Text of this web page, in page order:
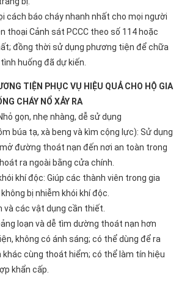
cách báo cháy nhanh nhất cho mọi người
thoại Cảnh sát PCCC theo số 114 hoặc
đồng thời sử dụng phương tiện để chữa
huống đã dự kiến.
TIỆN PHỤC VỤ HIỆU QUẢ CHO HỘ GIA
CHÁY NỔ XẢY RA
gọn, nhẹ nhàng, dễ sử dụng
búa tạ, xà beng và kìm cộng lực): Sử dụng
đường thoát nạn đến nơi an toàn trong
ra ngoài bằng cửa chính.
khí độc: Giúp các thành viên trong gia
bị nhiễm khói khí độc.
và các vật dụng cần thiết.
loạn và dễ tìm dường thoát nạn hơn
không có ánh sáng; có thể dùng để ra
cùng thoát hiểm; có thể làm tín hiệu
khẩn cấp.